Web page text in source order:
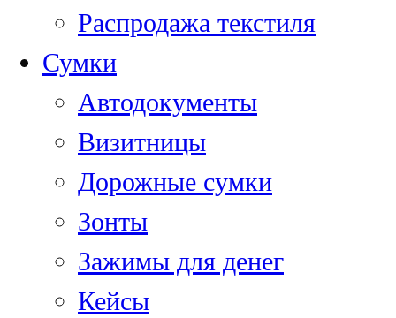
Распродажа текстиля
Сумки
Автодокументы
Визитницы
Дорожные сумки
Зонты
Зажимы для денег
Кейсы